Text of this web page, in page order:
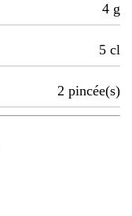
4 g
5 cl
2 pincée(s)